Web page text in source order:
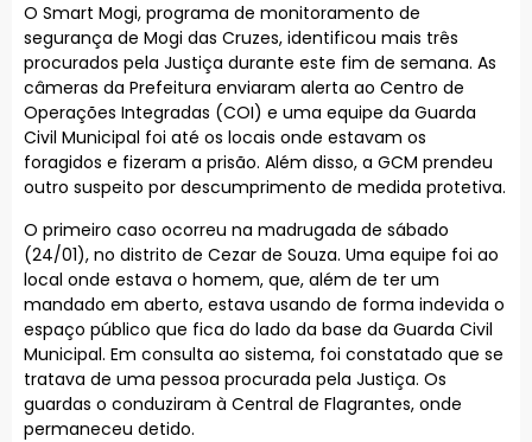
O Smart Mogi, programa de monitoramento de
segurança de Mogi das Cruzes, identificou mais três
procurados pela Justiça durante este fim de semana. As
câmeras da Prefeitura enviaram alerta ao Centro de
Operações Integradas (COI) e uma equipe da Guarda
Civil Municipal foi até os locais onde estavam os
foragidos e fizeram a prisão. Além disso, a GCM prendeu
outro suspeito por descumprimento de medida protetiva.
O primeiro caso ocorreu na madrugada de sábado
(24/01), no distrito de Cezar de Souza. Uma equipe foi ao
local onde estava o homem, que, além de ter um
mandado em aberto, estava usando de forma indevida o
espaço público que fica do lado da base da Guarda Civil
Municipal. Em consulta ao sistema, foi constatado que se
tratava de uma pessoa procurada pela Justiça. Os
guardas o conduziram à Central de Flagrantes, onde
permaneceu detido.